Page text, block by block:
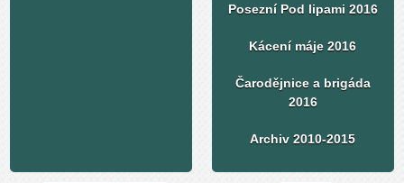
Posezní Pod lipami 2016
Kácení máje 2016
Čarodějnice a brigáda
2016
Archiv 2010-2015